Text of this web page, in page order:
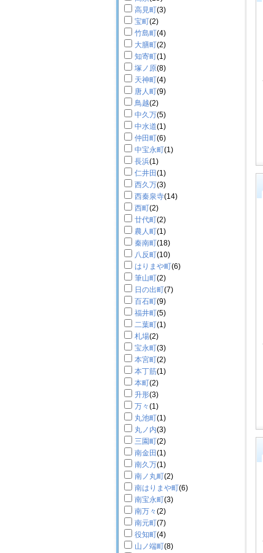
高見町(3)
宝町(2)
竹島町(4)
大膳町(2)
知寄町(1)
塚ノ原(8)
天神町(4)
唐人町(9)
鳥越(2)
中久万(5)
中水道(1)
仲田町(6)
中宝永町(1)
長浜(1)
仁井田(1)
西久万(3)
西秦泉寺(14)
西町(2)
廿代町(2)
農人町(1)
秦南町(18)
八反町(10)
はりまや町(6)
筆山町(2)
日の出町(7)
百石町(9)
福井町(5)
二葉町(1)
札場(2)
宝永町(3)
本宮町(2)
本丁筋(1)
本町(2)
升形(3)
万々(1)
丸池町(1)
丸ノ内(3)
三園町(2)
南金田(1)
南久万(1)
南ノ丸町(2)
南はりまや町(6)
南宝永町(3)
南万々(2)
南元町(7)
役知町(4)
山ノ端町(8)